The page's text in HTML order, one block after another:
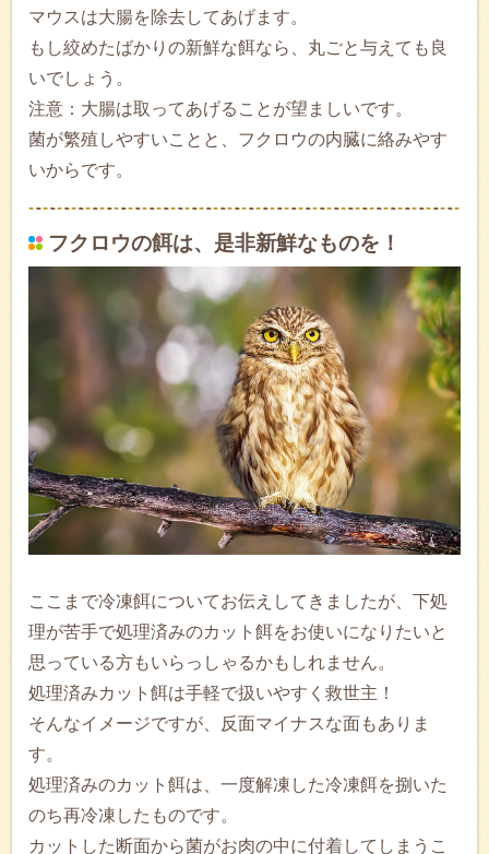
マウスは大腸を除去してあげます。
もし絞めたばかりの新鮮な餌なら、丸ごと与えても良
いでしょう。
注意：大腸は取ってあげることが望ましいです。
菌が繁殖しやすいことと、フクロウの内臓に絡みやす
いからです。
フクロウの餌は、是非新鮮なものを！
ここまで冷凍餌についてお伝えしてきましたが、下処
理が苦手で処理済みのカット餌をお使いになりたいと
思っている方もいらっしゃるかもしれません。
処理済みカット餌は手軽で扱いやすく救世主！
そんなイメージですが、反面マイナスな面もありま
す。
処理済みのカット餌は、一度解凍した冷凍餌を捌いた
のち再冷凍したものです。
カットした断面から菌がお肉の中に付着してしまうこ